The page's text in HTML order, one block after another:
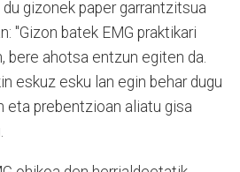
du gizonek paper garrantzitsua
"Gizon batek EMG praktikari
bere ahotsa entzun egiten da.
eskuz esku lan egin behar dugu
eta prebentzioan aliatu gisa